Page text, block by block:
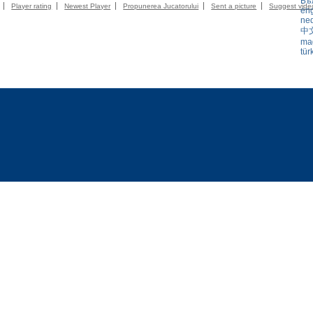
中
Player rating Newest Player Propunerea Jucatorului Sent a picture
Suggest